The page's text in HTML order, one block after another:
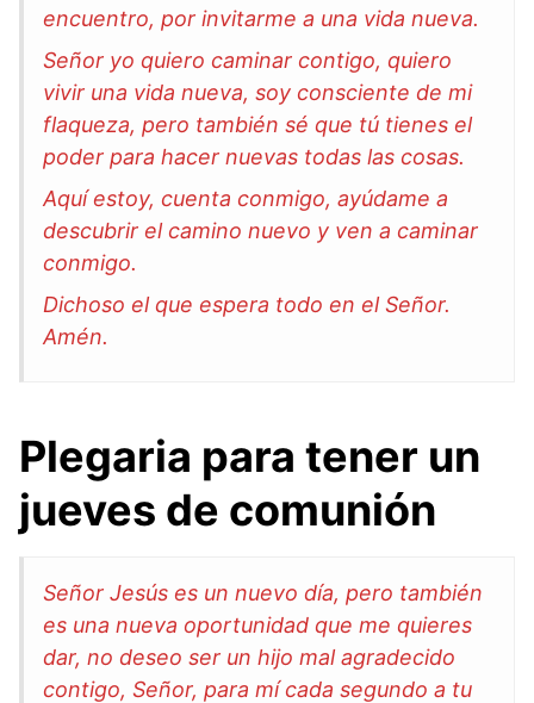
encuentro, por invitarme a una vida nueva.
Señor yo quiero caminar contigo, quiero
vivir una vida nueva, soy consciente de mi
flaqueza, pero también sé que tú tienes el
poder para hacer nuevas todas las cosas.
Aquí estoy, cuenta conmigo, ayúdame a
descubrir el camino nuevo y ven a caminar
conmigo.
Dichoso el que espera todo en el Señor.
Amén.
Plegaria para tener un
jueves de comunión
Señor Jesús es un nuevo día, pero también
es una nueva oportunidad que me quieres
dar, no deseo ser un hijo mal agradecido
contigo, Señor, para mí cada segundo a tu